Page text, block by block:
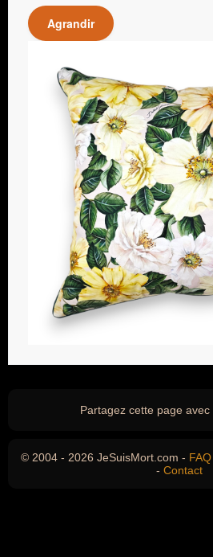
Agrandir
Partagez cette page
© 2004 - 2026 JeSuisMort.com - FAQ
- Contact